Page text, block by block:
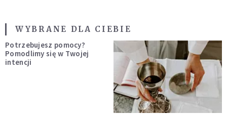
WYBRANE DLA CIEBIE
Potrzebujesz pomocy?
Pomodlimy się w Twojej
intencji